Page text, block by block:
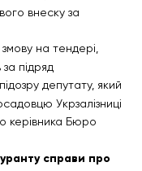
внеску за
на тендері,
підряд
депутату, який
Укрзалізниці
керівника Бюро
справи про